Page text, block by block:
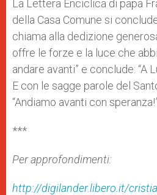
La Lettera Enciclica di papa
della Casa Comune si
chiama alla dedizione
offre le forze e la luce che
andare avanti” e conclude: “A
E con le sagge parole del
“Andiamo avanti con
***
Per approfondimenti:
http://digilander.libero.it/